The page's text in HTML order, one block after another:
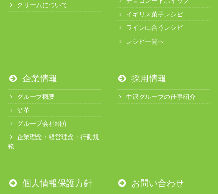
クリームについて
イギリス菓子レシピ
ワインに合うレシピ
レシピ一覧へ
企業情報
グループ概要
沿革
グループ会社紹介
企業理念・経営理念・行動規
範
採用情報
中沢グループの仕事紹介
個人情報保護方針 お問い合わせ